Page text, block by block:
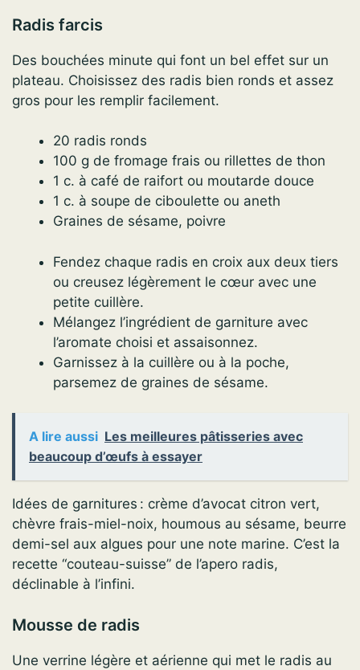
Radis farcis
Des bouchées minute qui font un bel effet sur un
plateau. Choisissez des radis bien ronds et assez
gros pour les remplir facilement.
20 radis ronds
100 g de fromage frais ou rillettes de thon
1 c. à café de raifort ou moutarde douce
1 c. à soupe de ciboulette ou aneth
Graines de sésame, poivre
Fendez chaque radis en croix aux deux tiers
ou creusez légèrement le cœur avec une
petite cuillère.
Mélangez l’ingrédient de garniture avec
l’aromate choisi et assaisonnez.
Garnissez à la cuillère ou à la poche,
parsemez de graines de sésame.
A lire aussi Les meilleures pâtisseries avec
beaucoup d’œufs à essayer
Idées de garnitures : crème d’avocat citron vert,
chèvre frais-miel-noix, houmous au sésame, beurre
demi-sel aux algues pour une note marine. C’est la
recette “couteau-suisse” de l’apero radis,
déclinable à l’infini.
Mousse de radis
Une verrine légère et aérienne qui met le radis au